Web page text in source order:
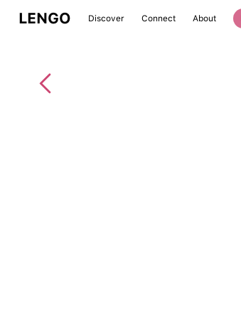
LENGO Discover Connect About